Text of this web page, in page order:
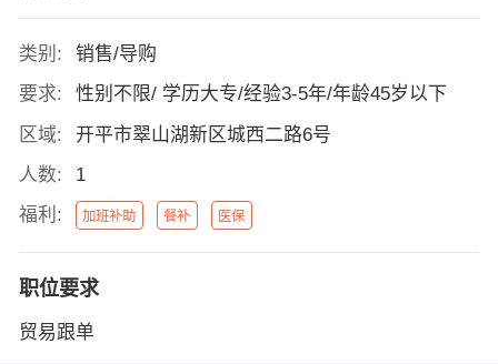
类别:
销售/导购
要求:
性别不限/ 学历大专/经验3-5年/年龄45岁以下
区域:
开平市翠山湖新区城西二路6号
人数:
1
福利:
加班补助 餐补 医保
职位要求
贸易跟单